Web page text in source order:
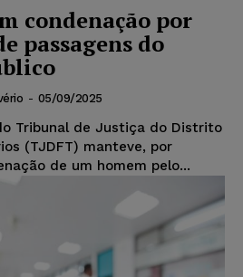
condenação por
passagens do
- 05/09/2025
Tribunal de Justiça do Distrito
(TJDFT) manteve, por
de um homem pelo...